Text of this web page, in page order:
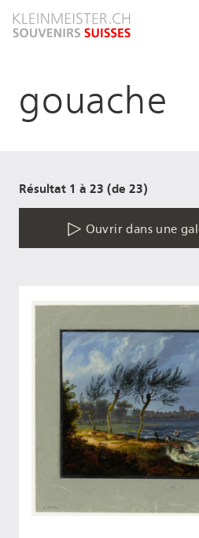
au
gouache
Résultat 1 à 23 (de 23)
Ouvrir dans une